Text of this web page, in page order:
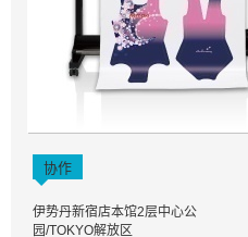
协作
伊势丹新宿店本馆2层中心公
园/TOKYO解放区